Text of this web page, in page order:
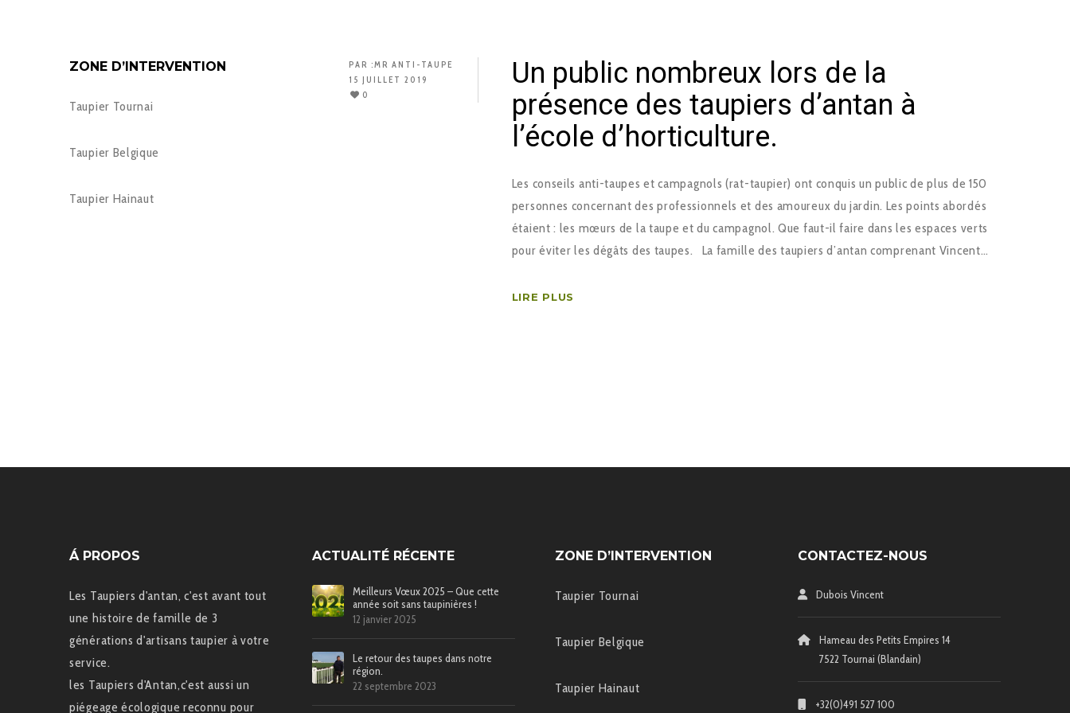
PAR :MR ANTI-TAUPE
15 JUILLET 2019
0
Un public nombreux lors de la
présence des taupiers d’antan à
l’école d’horticulture.
Les conseils anti-taupes et campagnols (rat-taupier) ont conquis un public de plus de 150
personnes concernant des professionnels et des amoureux du jardin. Les points abordés
étaient : les mœurs de la taupe et du campagnol. Que faut-il faire dans les espaces verts
pour éviter les dégâts des taupes. La famille des taupiers d’antan comprenant Vincent…
LIRE PLUS
ZONE D’INTERVENTION
Taupier Tournai
Taupier Belgique
Taupier Hainaut
Á PROPOS
Les Taupiers d'antan, c'est avant tout
une histoire de famille de 3
générations d'artisans taupier à votre
service.
les Taupiers d'Antan,c'est aussi un
piégeage écologique reconnu pour
ACTUALITÉ RÉCENTE
Meilleurs Vœux 2025 – Que cette
année soit sans taupinières !
12 janvier 2025
Le retour des taupes dans notre
région.
22 septembre 2023
ZONE D’INTERVENTION
Taupier Tournai
Taupier Belgique
Taupier Hainaut
CONTACTEZ-NOUS
Dubois Vincent
Hameau des Petits Empires 14
7522 Tournai (Blandain)
+32(0)491 527 100